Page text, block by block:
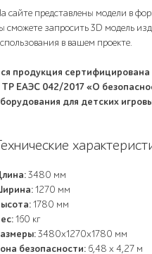
сайте представлены модели в
сможете запросить 3D модель
в вашем проекте.
продукция сертифицирована
ТР ЕАЭС 042/2017 «О
для детских
3480 мм
1270 мм
1780 мм
160 кг
3480х1270х1780 мм
безопасности: 6,48 х 4,27 м